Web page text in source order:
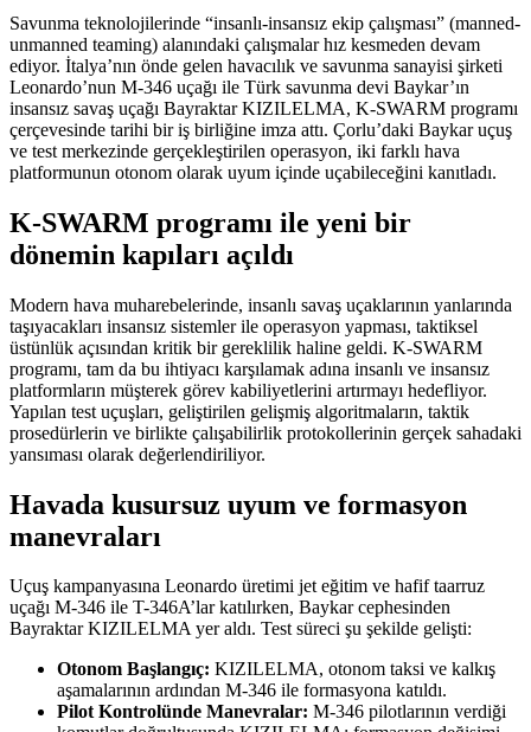
Savunma teknolojilerinde “insanlı-insansız ekip çalışması” (manned-
unmanned teaming) alanındaki çalışmalar hız kesmeden devam
ediyor. İtalya’nın önde gelen havacılık ve savunma sanayisi şirketi
Leonardo’nun M-346 uçağı ile Türk savunma devi Baykar’ın
insansız savaş uçağı Bayraktar KIZILELMA, K-SWARM programı
çerçevesinde tarihi bir iş birliğine imza attı. Çorlu’daki Baykar uçuş
ve test merkezinde gerçekleştirilen operasyon, iki farklı hava
platformunun otonom olarak uyum içinde uçabileceğini kanıtladı.
K-SWARM programı ile yeni bir
dönemin kapıları açıldı
Modern hava muharebelerinde, insanlı savaş uçaklarının yanlarında
taşıyacakları insansız sistemler ile operasyon yapması, taktiksel
üstünlük açısından kritik bir gereklilik haline geldi. K-SWARM
programı, tam da bu ihtiyacı karşılamak adına insanlı ve insansız
platformların müşterek görev kabiliyetlerini artırmayı hedefliyor.
Yapılan test uçuşları, geliştirilen gelişmiş algoritmaların, taktik
prosedürlerin ve birlikte çalışabilirlik protokollerinin gerçek sahadaki
yansıması olarak değerlendiriliyor.
Havada kusursuz uyum ve formasyon
manevraları
Uçuş kampanyasına Leonardo üretimi jet eğitim ve hafif taarruz
uçağı M-346 ile T-346A’lar katılırken, Baykar cephesinden
Bayraktar KIZILELMA yer aldı. Test süreci şu şekilde gelişti:
Otonom Başlangıç: KIZILELMA, otonom taksi ve kalkış
aşamalarının ardından M-346 ile formasyona katıldı.
Pilot Kontrolünde Manevralar: M-346 pilotlarının verdiği